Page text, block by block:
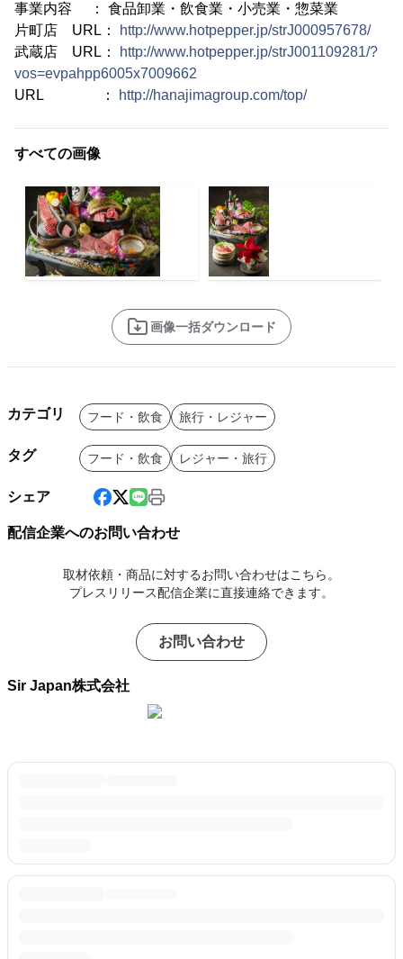
事業内容 ： 食品卸業・飲食業・小売業・惣菜業
片町店 URL：
http://www.hotpepper.jp/strJ000957678/
武蔵店 URL：
http://www.hotpepper.jp/strJ001109281/?
vos=evpahpp6005x7009662
URL ：
http://hanajimagroup.com/top/
すべての画像
画像一括ダウンロード
カテゴリ フード・飲食 旅行・レジャー
タグ フード・飲食 レジャー・旅行
シェア
配信企業へのお問い合わせ
取材依頼・商品に対するお問い合わせはこちら。
プレスリリース配信企業に直接連絡できます。
お問い合わせ
Sir Japan株式会社